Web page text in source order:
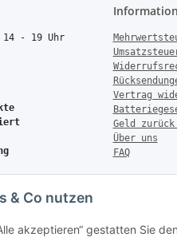
& Co nutzen
akzeptieren“ gestatten Sie
- 19 Uhr
Vertrag
Geld
Über uns
FAQ
zzgl.
© Copyright 2026 Treise